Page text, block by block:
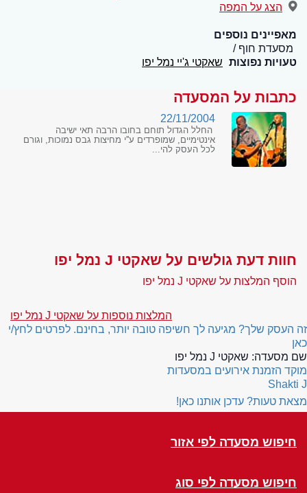
הצג על המפה
מאפיינים נוספים
מסעדת חוף
טעויות נפוצות שאקטי ג'יי נמל יפו
כתבות על המסעדה
22/11/2004
החלל הגדול תוחם בחובו הרבה תאי ישיבה
אינטימיים, שמופרדים ע''י מחיצות גבס נמוכות, וגורם
לכל העסק להי...
חוות דעת גולשים על שאקטי J נמל יפו
הוסף המלצות על שאקטי J נמל יפו
המלצות נוספות על שאקטי J נמל יפו
זה העסק שלך? מגיעה לך חשיפה טובה יותר, בחינם. לפרטים לחץ/י
כאן
שם מסעדה: שאקטי J נמל יפו
מוקד הזמנת אירועים במסעדות
Shakti J
מצאת טעות? עדכן אותנו כאן!
חיפוש מסעדה לפי אזור
חיפוש מסעדה לפי סוג